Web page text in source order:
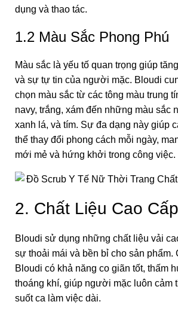
dụng và thao tác.
1.2 Màu Sắc Phong Phú
Màu sắc là yếu tố quan trọng giúp
và sự tự tin của người mặc. Bloudi
chọn màu sắc từ các tông màu trung
navy, trắng, xám đến những màu sắc
xanh lá, và tím. Sự đa dạng này giúp
thể thay đổi phong cách mỗi ngày,
mới mẻ và hứng khởi trong công việc.
2. Chất Liệu Cao Cấp
Bloudi sử dụng những chất liệu vải
sự thoải mái và bền bỉ cho sản phẩm.
Bloudi có khả năng co giãn tốt, thấm
thoáng khí, giúp người mặc luôn cảm
suốt ca làm việc dài.